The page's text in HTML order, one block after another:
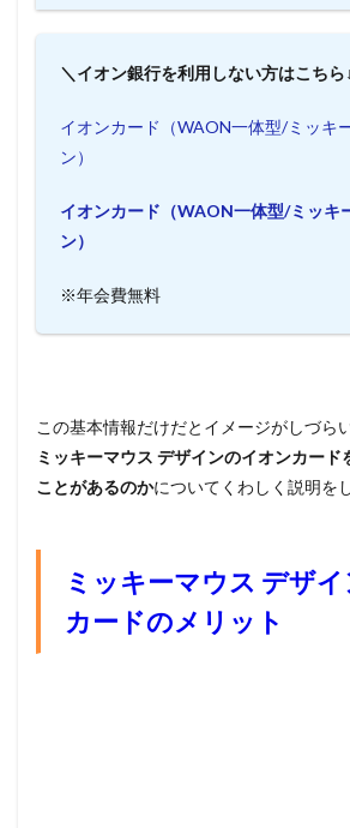
＼イオン銀行を利用しない方はこちら
イオンカード（WAON一体型/ミッキ
ン）
イオンカード（WAON一体型/ミッキ
ン）
※年会費無料
この基本情報だけだとイメージがしづら
ミッキーマウス デザインのイオンカード
ことがあるのかについてくわしく説明を
ミッキーマウス デザ
カードのメリット